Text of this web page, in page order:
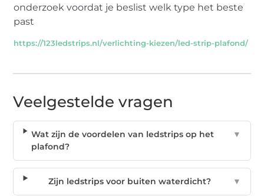
onderzoek voordat je beslist welk type het beste
past
https://123ledstrips.nl/verlichting-kiezen/led-strip-plafond/
Veelgestelde vragen
Wat zijn de voordelen van ledstrips op het
plafond?
▼
Zijn ledstrips voor buiten waterdicht? ▼